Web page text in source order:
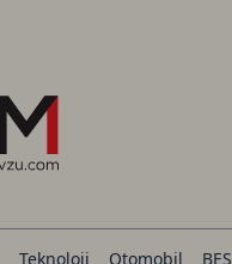
Teknoloji Otomobil BES